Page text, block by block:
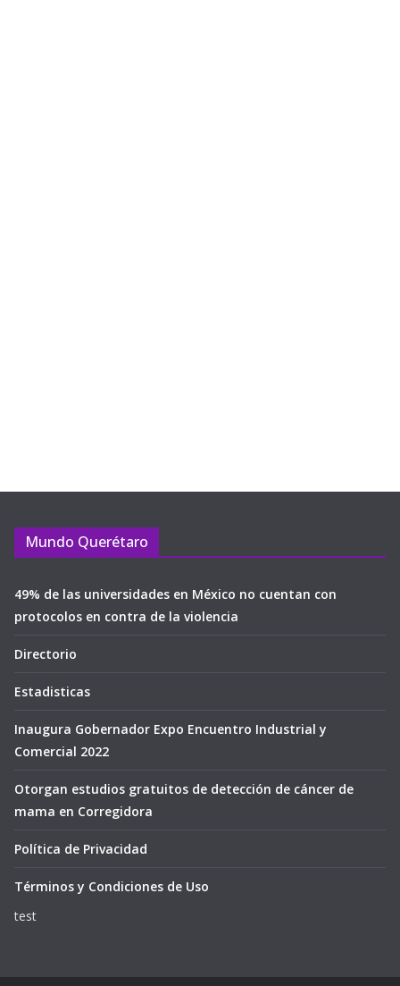
Mundo Querétaro
49% de las universidades en México no cuentan con
protocolos en contra de la violencia
Directorio
Estadisticas
Inaugura Gobernador Expo Encuentro Industrial y
Comercial 2022
Otorgan estudios gratuitos de detección de cáncer de
mama en Corregidora
Política de Privacidad
Términos y Condiciones de Uso
test